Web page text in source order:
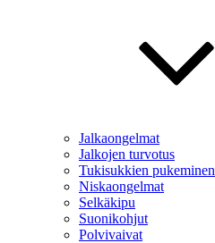
Jalkaongelmat
Jalkojen turvotus
Tukisukkien pukeminen
Niskaongelmat
Selkäkipu
Suonikohjut
Polvivaivat